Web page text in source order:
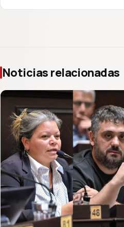
Noticias relacionadas